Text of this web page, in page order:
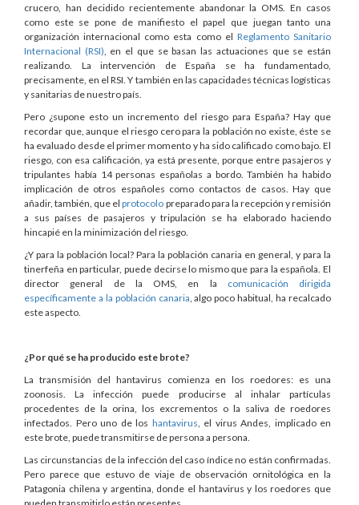
crucero, han decidido recientemente abandonar la OMS. En casos
como este se pone de manifiesto el papel que juegan tanto una
organización internacional como esta como el Reglamento Sanitario
Internacional (RSI) , en el que se basan las actuaciones que se están
realizando. La intervención de España se ha fundamentado,
precisamente, en el RSI. Y también en las capacidades técnicas logísticas
y sanitarias de nuestro país.
Pero ¿supone esto un incremento del riesgo para España? Hay que
recordar que, aunque el riesgo cero para la población no existe, éste se
ha evaluado desde el primer momento y ha sido calificado como bajo. El
riesgo, con esa calificación, ya está presente, porque entre pasajeros y
tripulantes había 14 personas españolas a bordo. También ha habido
implicación de otros españoles como contactos de casos. Hay que
añadir, también, que elprotocolo preparado para la recepción y remisión
a sus países de pasajeros y tripulación se ha elaborado haciendo
hincapié en la minimización del riesgo.
¿Y para la población local? Para la población canaria en general, y para la
tinerfeña en particular, puede decirse lo mismo que para la española. El
director general de la OMS, en la comunicación dirigida
específicamente a la población canaria , algo poco habitual, ha recalcado
este aspecto.
¿Por qué se ha producido este brote?
La transmisión del hantavirus comienza en los roedores: es una
zoonosis. La infección puede producirse al inhalar partículas
procedentes de la orina, los excrementos o la saliva de roedores
infectados. Pero uno de los hantavirus , el virus Andes, implicado en
este brote, puede transmitirse de persona a persona.
Las circunstancias de la infección del caso índice no están confirmadas.
Pero parece que estuvo de viaje de observación ornitológica en la
Patagonia chilena y argentina, donde el hantavirus y los roedores que